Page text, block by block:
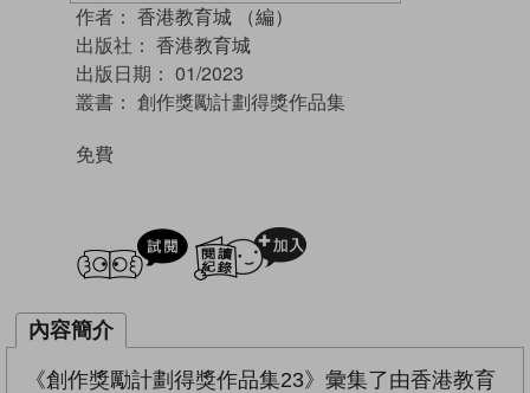
作者： 香港教育城 （編）
出版社： 香港教育城
出版日期： 01/2023
叢書： 創作獎勵計劃得獎作品集
免費
試閲
內容簡介
《創作獎勵計劃得獎作品集23》彙集了由香港教育